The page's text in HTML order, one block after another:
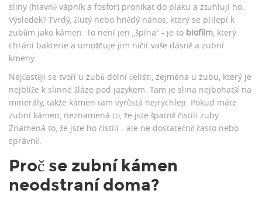
sliny (hlavně vápník a fosfor) pronikat do plaku a ztuhlují ho.
Výsledek? Tvrdý, žlutý nebo hnědý nános, který se přilepí k
zubům jako kámen. To není jen „špína“ - je to biofilm, který
chrání bakterie a umožňuje jim ničit vaše dásně a zubní
kmeny.
Nejčastěji se tvoří u zubů dolní čelisti, zejména u zubu, který je
nejblíže k slinné žláze pod jazykem. Tam je slina nejbohatší na
minerály, takže kámen tam vyrůstá nejrychleji. Pokud máte
zubní kámen, neznamená to, že jste špatně čistili zuby.
Znamená to, že jste ho čistili - ale ne dostatečně často nebo
správně.
Proč se zubní kámen
neodstraní doma?